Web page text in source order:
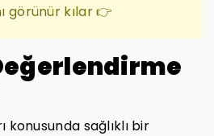
görünür kılar 👉
konusunda sağlıklı bir